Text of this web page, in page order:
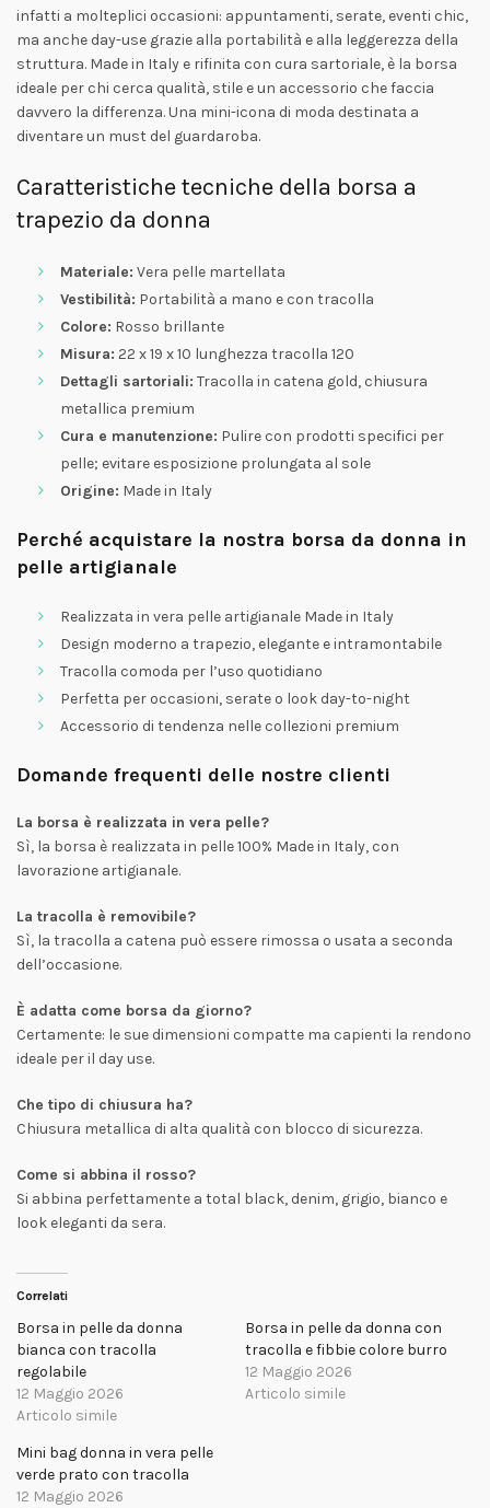
infatti a molteplici occasioni: appuntamenti, serate, eventi chic,
ma anche day-use grazie alla portabilità e alla leggerezza della
struttura. Made in Italy e rifinita con cura sartoriale, è la borsa
ideale per chi cerca qualità, stile e un accessorio che faccia
davvero la differenza. Una mini-icona di moda destinata a
diventare un must del guardaroba.
Caratteristiche tecniche della borsa a
trapezio da donna
Materiale: Vera pelle martellata
Vestibilità: Portabilità a mano e con tracolla
Colore: Rosso brillante
Misura: 22 x 19 x 10 lunghezza tracolla 120
Dettagli sartoriali: Tracolla in catena gold, chiusura
metallica premium
Cura e manutenzione: Pulire con prodotti specifici per
pelle; evitare esposizione prolungata al sole
Origine: Made in Italy
Perché acquistare la nostra borsa da donna in
pelle artigianale
Realizzata in vera pelle artigianale Made in Italy
Design moderno a trapezio, elegante e intramontabile
Tracolla comoda per l’uso quotidiano
Perfetta per occasioni, serate o look day-to-night
Accessorio di tendenza nelle collezioni premium
Domande frequenti delle nostre clienti
La borsa è realizzata in vera pelle?
Sì, la borsa è realizzata in pelle 100% Made in Italy, con
lavorazione artigianale.
La tracolla è removibile?
Sì, la tracolla a catena può essere rimossa o usata a seconda
dell’occasione.
È adatta come borsa da giorno?
Certamente: le sue dimensioni compatte ma capienti la rendono
ideale per il day use.
Che tipo di chiusura ha?
Chiusura metallica di alta qualità con blocco di sicurezza.
Come si abbina il rosso?
Si abbina perfettamente a total black, denim, grigio, bianco e
look eleganti da sera.
Correlati
Borsa in pelle da donna
bianca con tracolla
regolabile
12 Maggio 2026
Articolo simile
Borsa in pelle da donna con
tracolla e fibbie colore burro
12 Maggio 2026
Articolo simile
Mini bag donna in vera pelle
verde prato con tracolla
12 Maggio 2026